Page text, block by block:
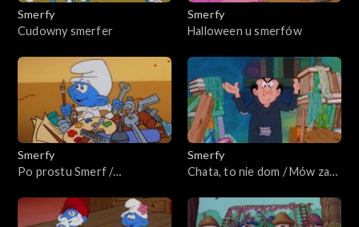
Smerfy
Cudowny smerfer
Smerfy
Halloween u smerfów
Smerfy
Po prostu Smerf /
Smerfy
Chata, to nie dom / Mów za